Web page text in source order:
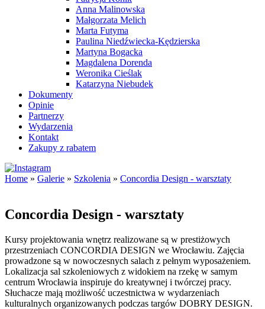
Anna Malinowska
Małgorzata Melich
Marta Futyma
Paulina Niedźwiecka-Kędzierska
Martyna Bogacka
Magdalena Dorenda
Weronika Cieślak
Katarzyna Niebudek
Dokumenty
Opinie
Partnerzy
Wydarzenia
Kontakt
Zakupy z rabatem
Home » Galerie » Szkolenia » Concordia Design - warsztaty
Concordia Design - warsztaty
Kursy projektowania wnętrz realizowane są w prestiżowych
przestrzeniach CONCORDIA DESIGN we Wrocławiu. Zajęcia
prowadzone są w nowoczesnych salach z pełnym wyposażeniem.
Lokalizacja sal szkoleniowych z widokiem na rzekę w samym
centrum Wrocławia inspiruje do kreatywnej i twórczej pracy.
Słuchacze mają możliwość uczestnictwa w wydarzeniach
kulturalnych organizowanych podczas targów DOBRY DESIGN.